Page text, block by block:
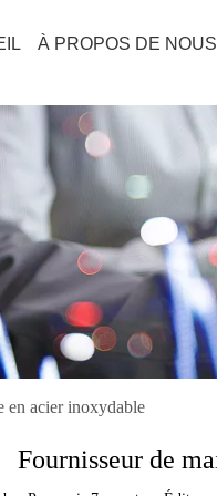
À PROPOS DE NOUS
en acier inoxydable
Fournisseur de